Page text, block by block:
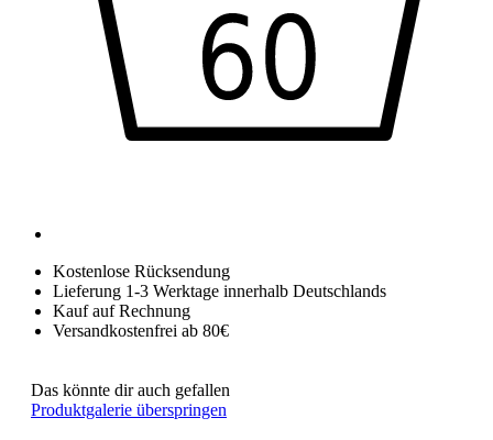
Kostenlose Rücksendung
Lieferung 1-3 Werktage innerhalb Deutschlands
Kauf auf Rechnung
Versandkostenfrei ab 80€
Das könnte dir auch gefallen
Produktgalerie überspringen